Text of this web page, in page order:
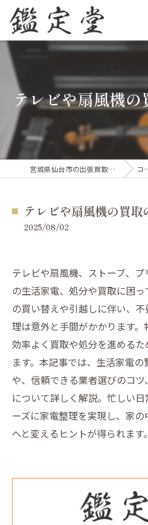
テレビや扇風機
宮城県仙台市の出張買取なら鑑定堂 コラム
テレビや扇風機の買取
2025/08/02
テレビや扇風機、ストーブ、
の生活家電、処分や買取に困
の買い替えや引越しに伴い、
理は意外と手間がかかります。
効率よく買取や処分を進める
ます。本記事では、生活家電
や、信頼できる業者選びのコ
について詳しく解説。忙しい
ーズに家電整理を実現し、家
へと変えるヒントが得られます。